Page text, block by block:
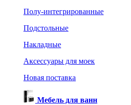
Полу-интегрированные
Подстольные
Накладные
Аксессуары для моек
Новая поставка
Мебель для ванн